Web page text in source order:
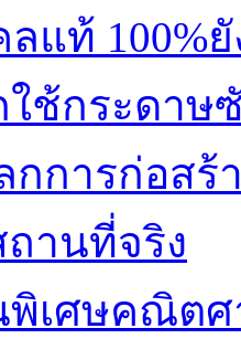
ลแท้
ใช้กระดา
กการก่อสร้
านที่จริง
พิเศษคณิต